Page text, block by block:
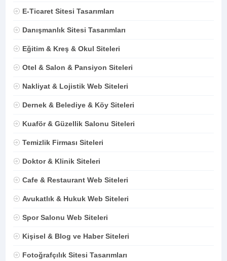
E-Ticaret Sitesi Tasarımları
Danışmanlık Sitesi Tasarımları
Eğitim & Kreş & Okul Siteleri
Otel & Salon & Pansiyon Siteleri
Nakliyat & Lojistik Web Siteleri
Dernek & Belediye & Köy Siteleri
Kuaför & Güzellik Salonu Siteleri
Temizlik Firması Siteleri
Doktor & Klinik Siteleri
Cafe & Restaurant Web Siteleri
Avukatlık & Hukuk Web Siteleri
Spor Salonu Web Siteleri
Kişisel & Blog ve Haber Siteleri
Fotoğrafçılık Sitesi Tasarımları